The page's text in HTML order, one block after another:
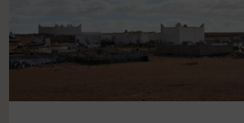
Impressum